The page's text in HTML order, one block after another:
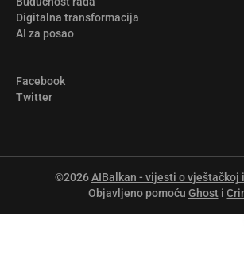
Digitalna transformacija
AI za posao
Facebook
Twitter
©2026AIBalkan - vijesti o
Objavljeno pomoću Ghosti